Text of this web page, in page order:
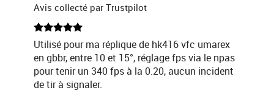
Avis collecté par Trustpilot
Utilisé pour ma réplique de hk416 vfc umarex
en gbbr, entre 10 et 15°, réglage fps via le npas
pour tenir un 340 fps à la 0.20, aucun incident
de tir à signaler.